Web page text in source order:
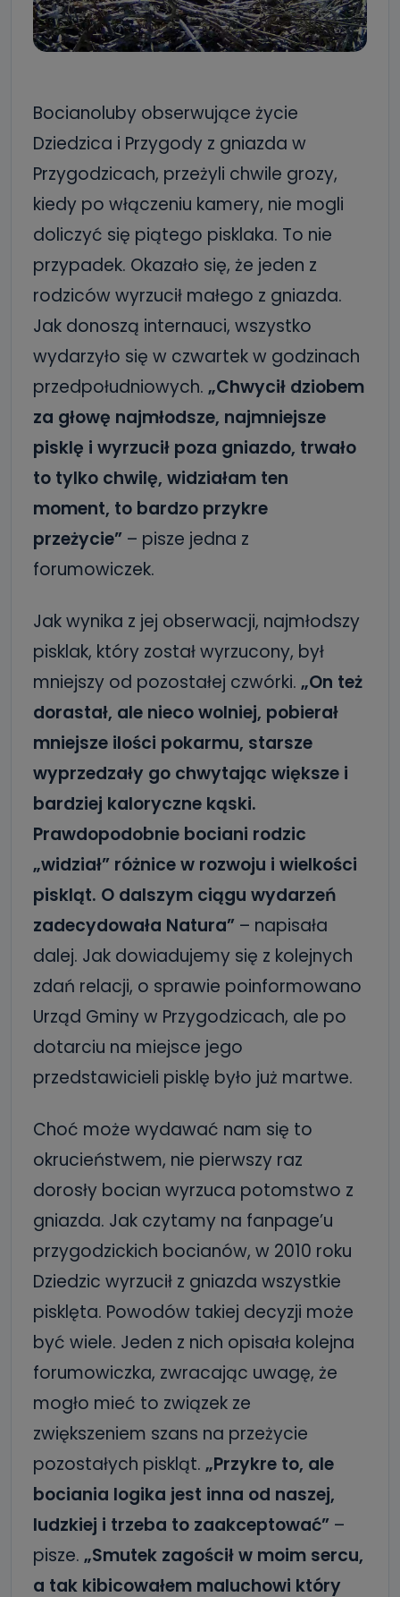
Bocianoluby obserwujące życie
Dziedzica i Przygody z gniazda w
Przygodzicach, przeżyli chwile grozy,
kiedy po włączeniu kamery, nie mogli
doliczyć się piątego pisklaka. To nie
przypadek. Okazało się, że jeden z
rodziców wyrzucił małego z gniazda.
Jak donoszą internauci, wszystko
wydarzyło się w czwartek w godzinach
przedpołudniowych. „Chwycił dziobem
za głowę najmłodsze, najmniejsze
pisklę i wyrzucił poza gniazdo, trwało
to tylko chwilę, widziałam ten
moment, to bardzo przykre
przeżycie” – pisze jedna z
forumowiczek.
Jak wynika z jej obserwacji, najmłodszy
pisklak, który został wyrzucony, był
mniejszy od pozostałej czwórki. „On też
dorastał, ale nieco wolniej, pobierał
mniejsze ilości pokarmu, starsze
wyprzedzały go chwytając większe i
bardziej kaloryczne kąski.
Prawdopodobnie bociani rodzic
„widział” różnice w rozwoju i wielkości
piskląt. O dalszym ciągu wydarzeń
zadecydowała Natura” – napisała
dalej. Jak dowiadujemy się z kolejnych
zdań relacji, o sprawie poinformowano
Urząd Gminy w Przygodzicach, ale po
dotarciu na miejsce jego
przedstawicieli pisklę było już martwe.
Choć może wydawać nam się to
okrucieństwem, nie pierwszy raz
dorosły bocian wyrzuca potomstwo z
gniazda. Jak czytamy na fanpage’u
przygodzickich bocianów, w 2010 roku
Dziedzic wyrzucił z gniazda wszystkie
pisklęta. Powodów takiej decyzji może
być wiele. Jeden z nich opisała kolejna
forumowiczka, zwracając uwagę, że
mogło mieć to związek ze
zwiększeniem szans na przeżycie
pozostałych piskląt. „Przykre to, ale
bociania logika jest inna od naszej,
ludzkiej i trzeba to zaakceptować” –
pisze. „Smutek zagościł w moim sercu,
a tak kibicowałem maluchowi który